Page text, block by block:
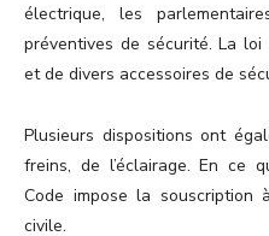
électrique, les
préventives de sécurité. La
et de divers accessoires de
Plusieurs dispositions ont
freins, de l’éclairage. En ce
Code impose la souscription
civile.